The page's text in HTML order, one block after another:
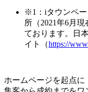
※1：iタウンペー
所（2021年6月
ております。日
イト（https://
ホームページを起点に